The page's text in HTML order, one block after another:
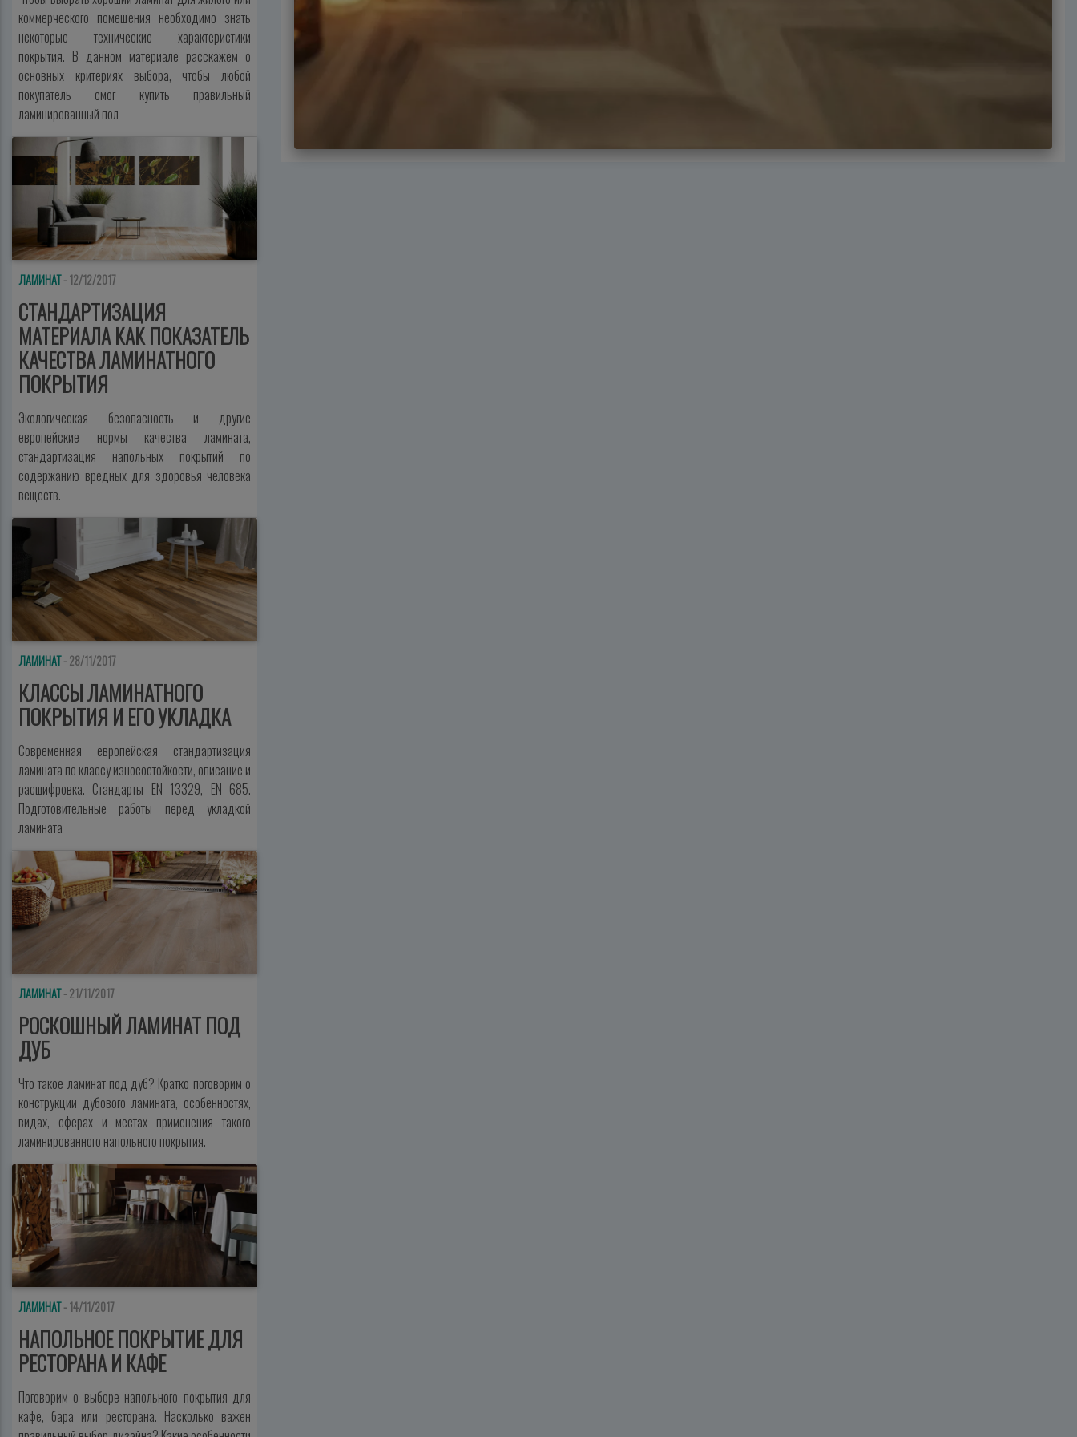
коммерческого помещения необходимо знать
некоторые технические характеристики
покрытия. В данном материале расскажем о
основных критериях выбора, чтобы любой
покупатель смог купить правильный
ламинированный пол
ЛАМИНАТ- 12/12/2017
СТАНДАРТИЗАЦИЯ
МАТЕРИАЛА КАК ПОКАЗАТЕЛЬ
КАЧЕСТВА ЛАМИНАТНОГО
ПОКРЫТИЯ
Экологическая безопасность и другие
европейские нормы качества ламината,
стандартизация напольных покрытий по
содержанию вредных для здоровья человека
веществ.
ЛАМИНАТ- 28/11/2017
КЛАССЫ ЛАМИНАТНОГО
ПОКРЫТИЯ И ЕГО УКЛАДКА
Современная европейская стандартизация
ламината по классу износостойкости, описание и
расшифровка. Стандарты EN 13329, EN 685.
Подготовительные работы перед укладкой
ламината
ЛАМИНАТ- 21/11/2017
РОСКОШНЫЙ ЛАМИНАТ ПОД
ДУБ
Что такое ламинат под дуб? Кратко поговорим о
конструкции дубового ламината, особенностях,
видах, сферах и местах применения такого
ламинированного напольного покрытия.
ЛАМИНАТ- 14/11/2017
НАПОЛЬНОЕ ПОКРЫТИЕ ДЛЯ
РЕСТОРАНА И КАФЕ
Поговорим о выборе напольного покрытия для
кафе, бара или ресторана. Насколько важен